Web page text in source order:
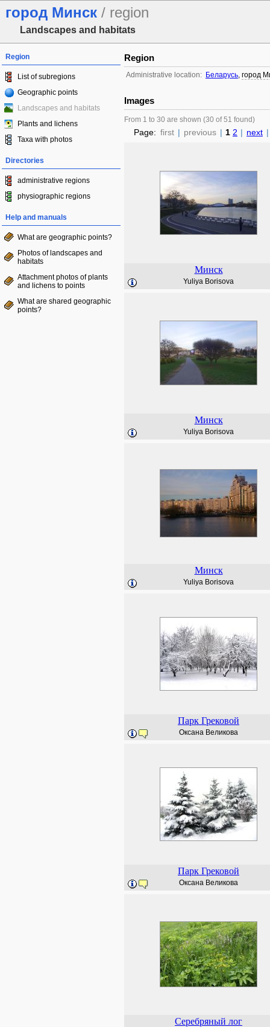
город Минск / region
Landscapes and habitats
Region
List of subregions
Geographic points
Landscapes and habitats
Plants and lichens
Taxa with photos
Directories
administrative regions
physiographic regions
Help and manuals
What are geographic points?
Photos of landscapes and
habitats
Attachment photos of plants
and lichens to points
What are shared geographic
points?
Region
Administrative location: Беларусь, город
Images
From 1 to 30 are shown (30 of 51 found)
Page: first | previous | 1 2 | next |
Минск
Yuliya Borisova
Минск
Yuliya Borisova
Минск
Yuliya Borisova
Парк Грековой
Оксана Великова
Парк Грековой
Оксана Великова
Серебряный лог